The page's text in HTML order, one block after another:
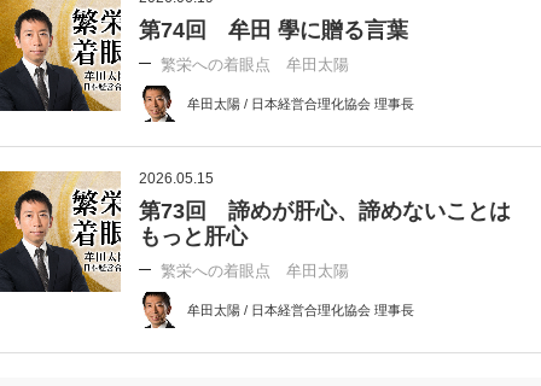
第74回 牟田 學に贈る言葉
繁栄への着眼点 牟田太陽
牟田太陽 / 日本経営合理化協会 理事長
2026.05.15
第73回 諦めが肝心、諦めないことは
もっと肝心
繁栄への着眼点 牟田太陽
牟田太陽 / 日本経営合理化協会 理事長